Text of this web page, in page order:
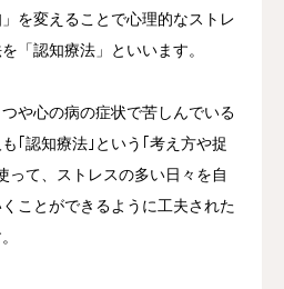
を変えることで心理的なストレ
「認知療法」といいます。
や心の病の症状で苦しんでいる
｢認知療法｣という｢考え方や捉
って、ストレスの多い日々を自
ことができるように工夫された